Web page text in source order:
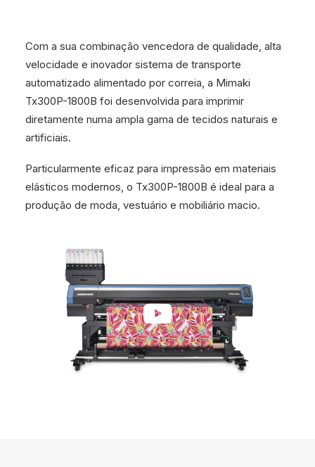
Com a sua combinação vencedora de qualidade, alta
velocidade e inovador sistema de transporte
automatizado alimentado por correia, a Mimaki
Tx300P-1800B foi desenvolvida para imprimir
diretamente numa ampla gama de tecidos naturais e
artificiais.
Particularmente eficaz para impressão em materiais
elásticos modernos, o Tx300P-1800B é ideal para a
produção de moda, vestuário e mobiliário macio.